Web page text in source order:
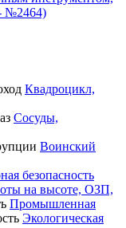
№2464)
Квадроцикл,
Сосуды,
Воинский
безопасность
на высоте, ОЗП,
Промышленная
Экологическая